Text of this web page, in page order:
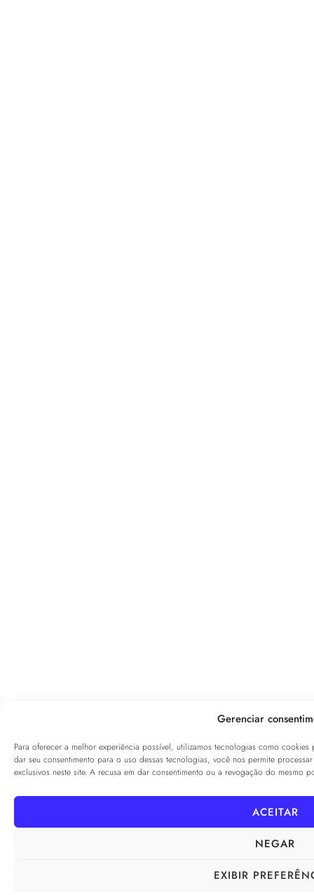
Gerenciar
Para oferecer a melhor experiência possível, utilizamos tecnologias como
dar seu consentimento para o uso dessas tecnologias, você nos permite
exclusivos neste site. A recusa em dar consentimento ou a revogação do mesmo
ACEITAR
NEGAR
EXIBIR